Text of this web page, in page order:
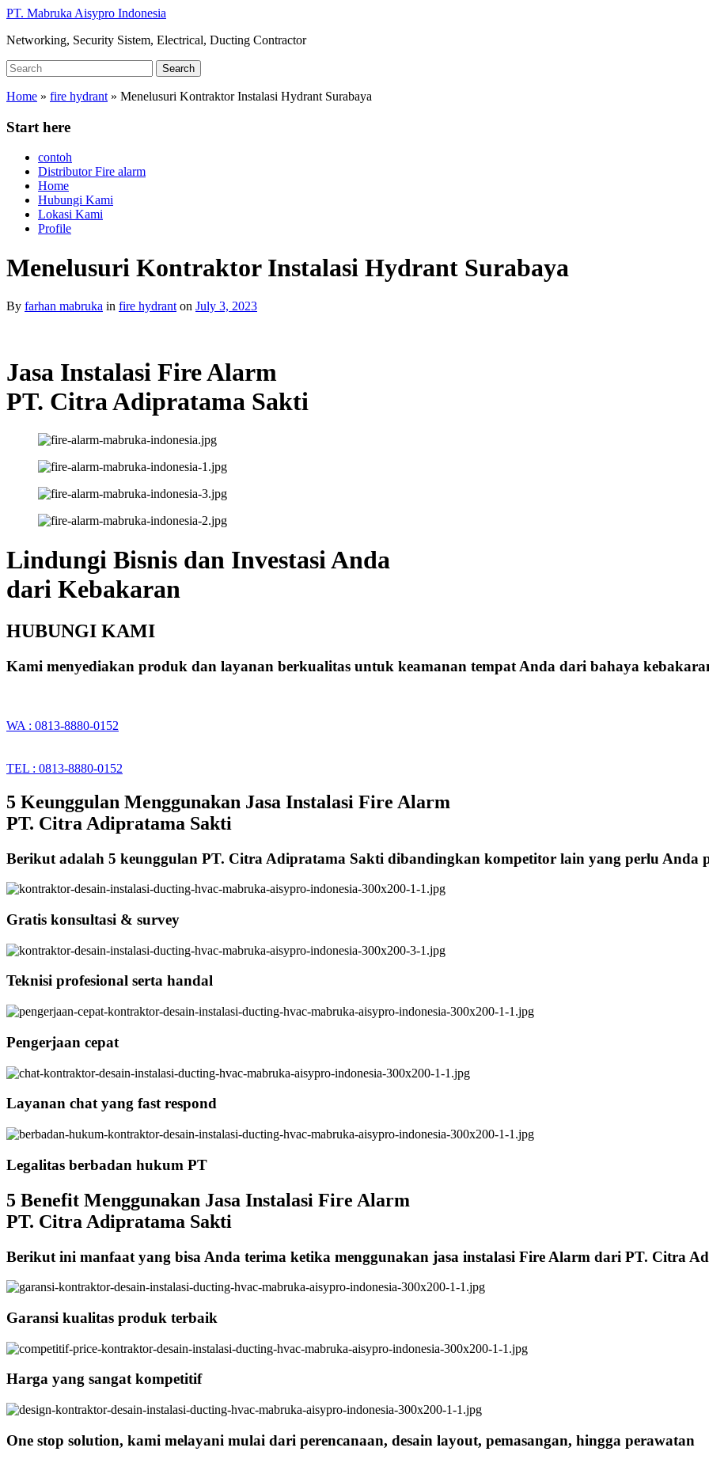
Skip
main
PT. Mabruka Aisypro Indonesia
Networking, Security Sistem, Electrical, Ducting Contractor
Search
for:
Search
Home » fire hydrant » Menelusuri Kontraktor Instalasi Hydrant Surabaya
Start here
contoh
Distributor Fire alarm
Home
Hubungi Kami
Lokasi Kami
Profile
Menelusuri Kontraktor Instalasi Hydrant Surabaya
By farhan mabruka in fire hydrant on July 3, 2023
Jasa Instalasi Fire Alarm
PT. Citra Adipratama Sakti
Lindungi Bisnis dan Investasi Anda
dari Kebakaran
HUBUNGI KAMI
Kami menyediakan produk dan layanan berkualitas untuk keamanan tempat Anda dari bahaya
WA : 0813-8880-0152
TEL : 0813-8880-0152
5 Keunggulan Menggunakan Jasa Instalasi Fire Alarm
PT. Citra Adipratama Sakti
Berikut adalah 5 keunggulan PT. Citra Adipratama Sakti dibandingkan kompetitor lain yang perlu Anda
Gratis konsultasi & survey
Teknisi profesional serta handal
Pengerjaan cepat
Layanan chat yang fast respond
Legalitas berbadan hukum PT
5 Benefit Menggunakan Jasa Instalasi Fire Alarm
PT. Citra Adipratama Sakti
Berikut ini manfaat yang bisa Anda terima ketika menggunakan jasa instalasi Fire Alarm dari PT. Citra
Garansi kualitas produk terbaik
Harga yang sangat kompetitif
One stop solution, kami melayani mulai dari perencanaan, desain layout, pemasangan, hingga perawatan